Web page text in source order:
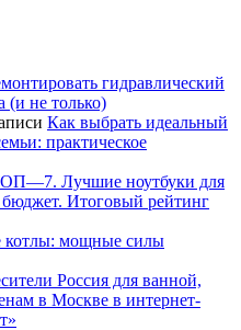
гидравлический
(и не только)
Как выбрать идеальный
практическое
Лучшие ноутбуки для
Итоговый рейтинг
котлы: мощные силы
Россия для ванной,
в Москве в интернет-